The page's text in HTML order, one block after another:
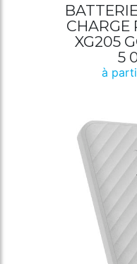
CHARGE
XG205
5
à